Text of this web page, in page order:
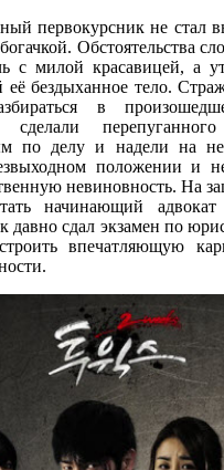
первокурсник не стал
Обстоятельства
с милой красавицей, а
её бездыханное тело.
в
сделали
по делу и надели на
положении и
невиновность. На
начинающий
давно сдал экзамен по
впечатляющую